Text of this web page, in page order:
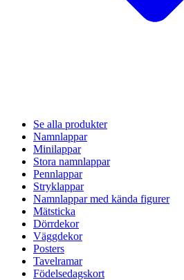
Se alla produkter
Namnlappar
Minilappar
Stora namnlappar
Pennlappar
Stryklappar
Namnlappar med kända figurer
Mätsticka
Dörrdekor
Väggdekor
Posters
Tavelramar
Födelsedagskort